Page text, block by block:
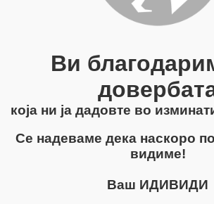
Ви
која ни ја дадовте во
Се надеваме дека наскоро
видиме!
Ваш ИДИВИДИ